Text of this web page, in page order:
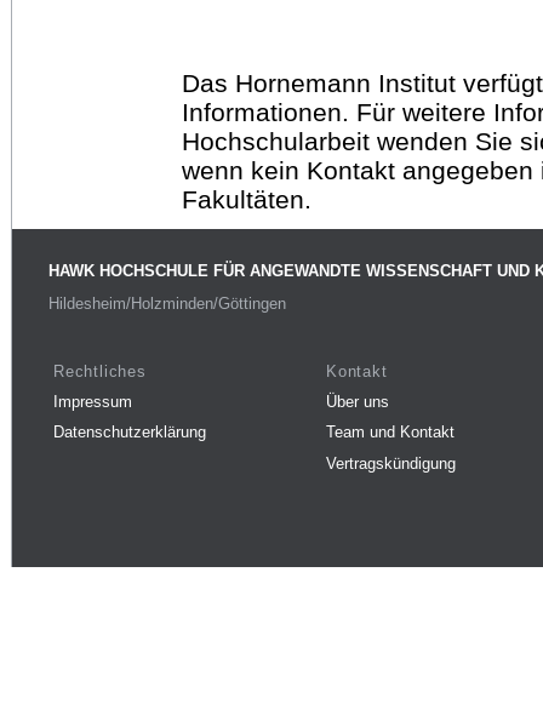
Das Hornemann Institut
Informationen. Für weitere
Hochschularbeit wenden Sie
wenn kein Kontakt
Fakultäten.
HAWK HOCHSCHULE FÜR ANGEWANDTE WISSENSCHAFT UND
Hildesheim/Holzminden/Göttingen
Rechtliches
Impressum
Datenschutzerklärung
Kontakt
Über uns
Team und Kontakt
Vertragskündigung